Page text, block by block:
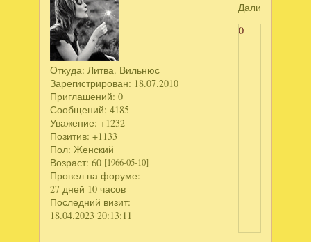
Откуда: Литва. Вильнюс
Зарегистрирован: 18.07.2010
Приглашений: 0
Сообщений: 4185
Уважение: +1232
Позитив: +1133
Пол: Женский
Возраст: 60 [1966-05-10]
Провел на форуме:
27 дней 10 часов
Последний визит:
18.04.2023 20:13:11
Дали
0